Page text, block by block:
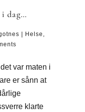
i dag…
Helse ,
var maten i
er sånn at
klarte